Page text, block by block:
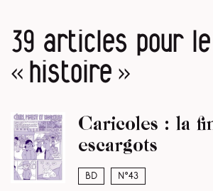
39 articles pour
« histoire »
BD N°43
Caricoles : la
escargots